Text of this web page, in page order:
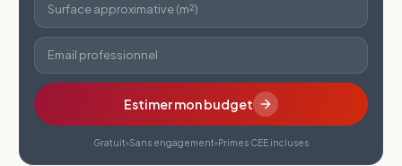
Surface approximative (m²)
Email professionnel
Estimer mon budget
Gratuit Sans engagement Primes CEE incluses